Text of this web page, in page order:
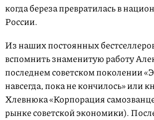
когда береза превратилась в
России.
Из наших постоянных
вспомнить знаменитую работу
последнем советском поколении
навсегда, пока не кончилось» или
Хлевнюка «Корпорация
рынке советской экономики).